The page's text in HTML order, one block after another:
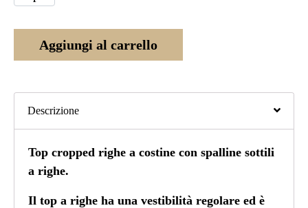
Aggiungi al carrello
Descrizione
Top cropped righe a costine con spalline sottili
a righe.
Il top a righe ha una vestibilità regolare ed è